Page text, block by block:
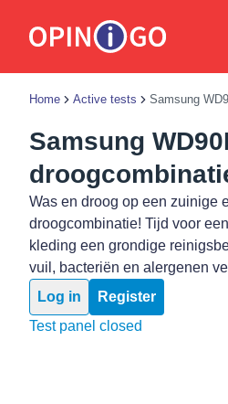
Home Active tests Samsung
Samsung
Was en droog op een zuinige
droogcombinatie! Tijd voor
kleding een grondige
vuil, bacteriën en alergenen
Log in
Register
Test panel closed